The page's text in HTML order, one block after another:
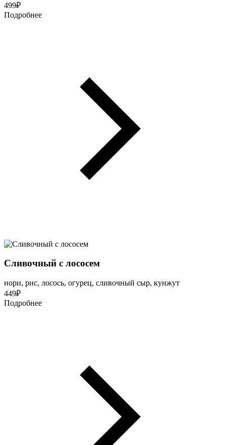
499₽
Подробнее
Сливочный с лососем
нори, рис, лосось, огурец, сливочный сыр, кунжут
449₽
Подробнее